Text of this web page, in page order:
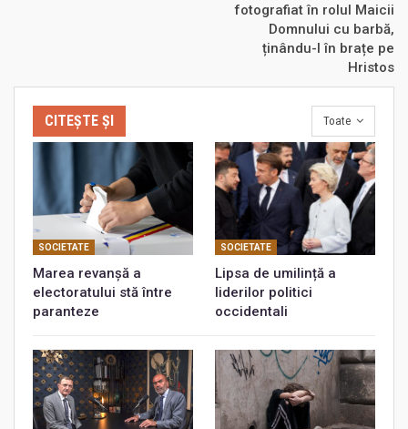
fotografiat în rolul Maicii
Domnului cu barbă,
ținându-l în brațe pe
Hristos
Toate
CITEȘTE ȘI
SOCIETATE
Marea revanșă a
electoratului stă între
paranteze
SOCIETATE
Lipsa de umilință a
liderilor politici
occidentali